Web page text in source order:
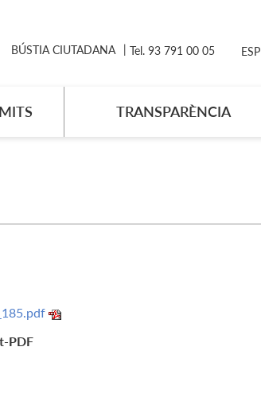
TRANSPARÈNCIA
BÚSTIA CIUTADANA Tel. 93 791 00 05 ESP
PDF